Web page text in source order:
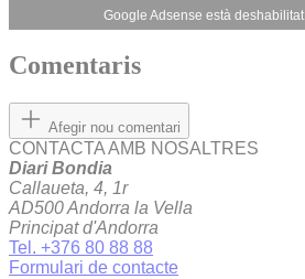
Google Adsense està deshabilitat.
Comentaris
Afegir nou comentari
CONTACTA AMB NOSALTRES
Diari Bondia
Callaueta, 4, 1r
AD500 Andorra la Vella
Principat d'Andorra
Tel. +376 80 88 88
Formulari de contacte